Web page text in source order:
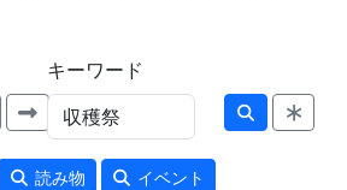
キーワード
読み物 イベント